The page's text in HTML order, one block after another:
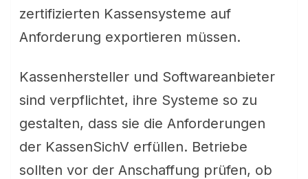
zertifizierten Kassensysteme auf
Anforderung exportieren müssen.
Kassenhersteller und Softwareanbieter
sind verpflichtet, ihre Systeme so zu
gestalten, dass sie die Anforderungen
der KassenSichV erfüllen. Betriebe
sollten vor der Anschaffung prüfen, ob